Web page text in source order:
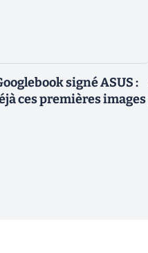
signé ASUS :
ces premières images